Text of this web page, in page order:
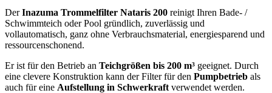
DerInazuma Trommelfilter Nataris 200 reinigt Ihren Bade- /
Schwimmteich oder Pool gründlich, zuverlässig und
vollautomatisch, ganz ohne Verbrauchsmaterial, energiesparend und
ressourcenschonend.
Er ist für den Betrieb an Teichgrößen bis 200 m³ geeignet. Durch
eine clevere Konstruktion kann der Filter für den Pumpbetrieb als
auch für eine Aufstellung in Schwerkraft verwendet werden.